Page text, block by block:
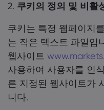
2. 쿠키의 정의 및 비활
쿠키는 특정 웹페이지
는 작은 텍스트 파일입
웹사이트
사용하여 사용자를 인
른 지정된 웹사이트가
니다.